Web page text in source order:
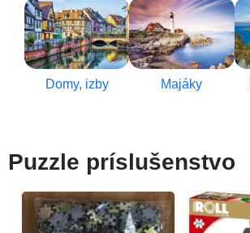
Domy, izby Majáky
Puzzle príslušenstvo